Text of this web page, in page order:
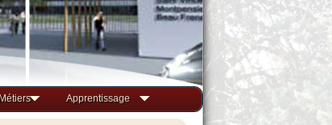
Apprentissage